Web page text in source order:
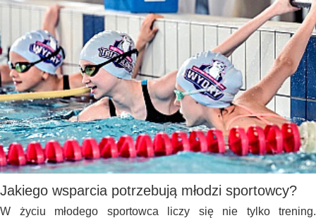
Jakiego wsparcia potrzebują młodzi sportowcy?
W życiu młodego sportowca liczy się nie tylko trening.